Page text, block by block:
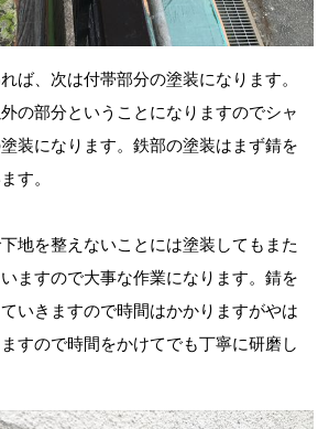
ば、次は付帯部分の塗装になります。
の部分ということになりますのでシャ
装になります。鉄部の塗装はまず錆を
す。
地を整えないことには塗装してもまた
ますので大事な作業になります。錆を
いきますので時間はかかりますがやは
すので時間をかけてでも丁寧に研磨し